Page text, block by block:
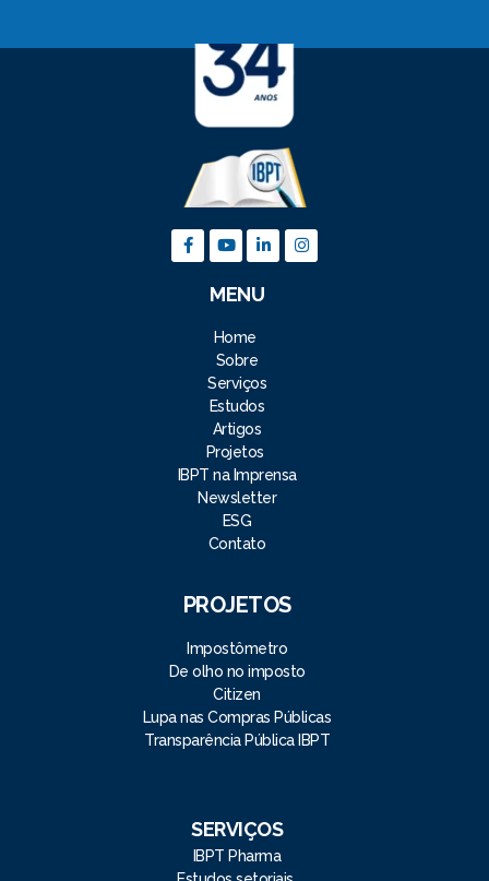
MENU
Home
Sobre
Serviços
Estudos
Artigos
Projetos
IBPT na Imprensa
Newsletter
ESG
Contato
PROJETOS
Impostômetro
De olho no imposto
Citizen
Lupa nas Compras Públicas
Transparência Pública IBPT
SERVIÇOS
IBPT Pharma